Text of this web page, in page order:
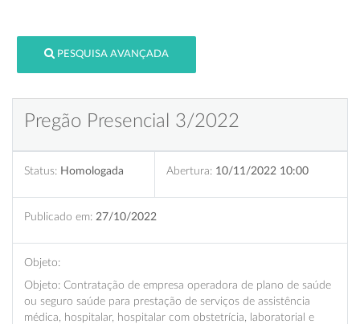
PESQUISA AVANÇADA
Pregão Presencial 3/2022
Status: Homologada Abertura: 10/11/2022 10:00
Publicado em: 27/10/2022
Objeto:
Objeto: Contratação de empresa operadora de plano de saúde
ou seguro saúde para prestação de serviços de assistência
médica, hospitalar, hospitalar com obstetrícia, laboratorial e